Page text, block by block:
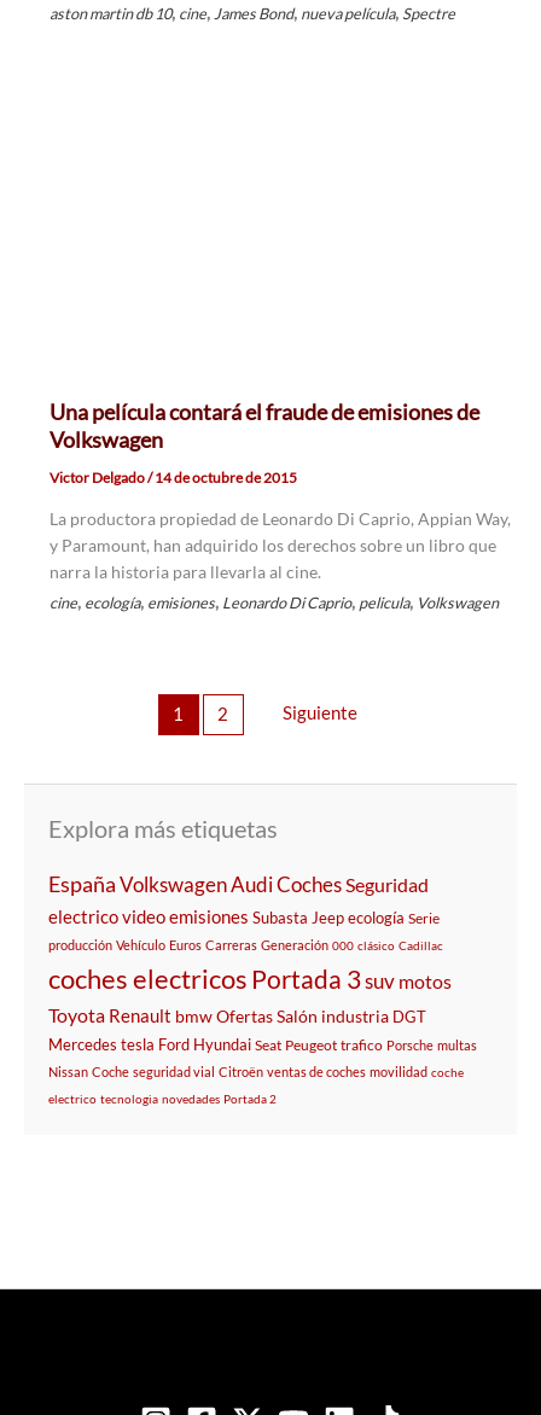
aston martin db 10, cine, James Bond, nueva película, Spectre
Una película contará el fraude de emisiones de
Volkswagen
Victor Delgado/14 de octubre de 2015
La productora propiedad de Leonardo Di Caprio, Appian Way,
y Paramount, han adquirido los derechos sobre un libro que
narra la historia para llevarla al cine.
cine, ecología, emisiones, Leonardo Di Caprio, pelicula, Volkswagen
1 2 Siguiente
Explora más etiquetas
EspañaVolkswagenAudiCochesSeguridad
electricovideoemisiones Subasta Jeepecología Serie
producción Vehículo Euros Carreras Generación 000 clásico Cadillac
coches electricos Portada 3suv motos
Toyota Renault bmwOfertasSalón industria DGT
Mercedes tesla Ford Hyundai Seat Peugeot trafico Porsche multas
Nissan Coche seguridad vial Citroën ventas de coches movilidad coche
electrico tecnologia novedades Portada 2